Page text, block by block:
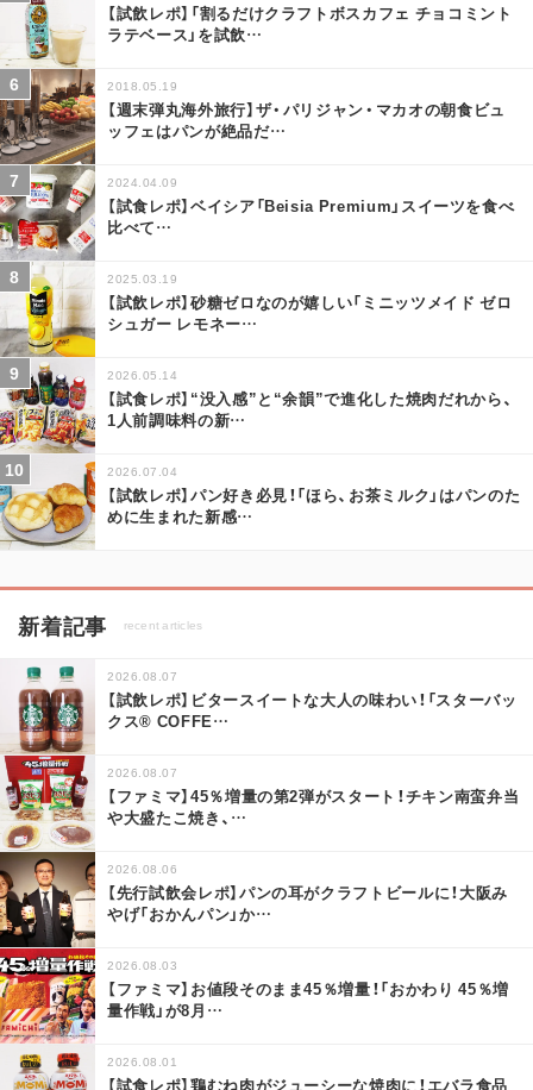
【試飲レポ】「割るだけクラフトボスカフェ チョコミント
ラテベース」を試飲…
2018.05.19
【週末弾丸海外旅行】ザ・パリジャン・マカオの朝食ビュ
ッフェはパンが絶品だ…
2024.04.09
【試食レポ】ベイシア「Beisia Premium」スイーツを食べ
比べて…
2025.03.19
【試飲レポ】砂糖ゼロなのが嬉しい「ミニッツメイド ゼロ
シュガー レモネー…
2026.05.14
【試食レポ】“没入感”と“余韻”で進化した焼肉だれから、
1人前調味料の新…
2026.07.04
【試飲レポ】パン好き必見！「ほら、お茶ミルク」はパンのた
めに生まれた新感…
新着記事 recent articles
2026.08.07
【試飲レポ】ビタースイートな大人の味わい！「スターバッ
クス® COFFE…
2026.08.07
【ファミマ】45％増量の第2弾がスタート！チキン南蛮弁当
や大盛たこ焼き、 …
2026.08.06
【先行試飲会レポ】パンの耳がクラフトビールに！大阪み
やげ「おかんパン」か…
2026.08.03
【ファミマ】お値段そのまま45％増量！「おかわり 45％増
量作戦」が8月 …
2026.08.01
【試食レポ】鶏むね肉がジューシーな焼肉に！エバラ食品